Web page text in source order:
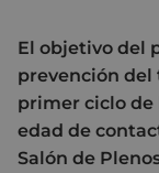
El objetivo del
prevención
primer ciclo de
edad de
Salón de